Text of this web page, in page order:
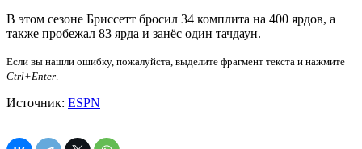
В этом сезоне Бриссетт бросил 34 комплита на 400 ярдов, а
также пробежал 83 ярда и занёс один тачдаун.
Если вы нашли ошибку, пожалуйста, выделите фрагмент текста и нажмите
Ctrl+Enter.
Источник: ESPN